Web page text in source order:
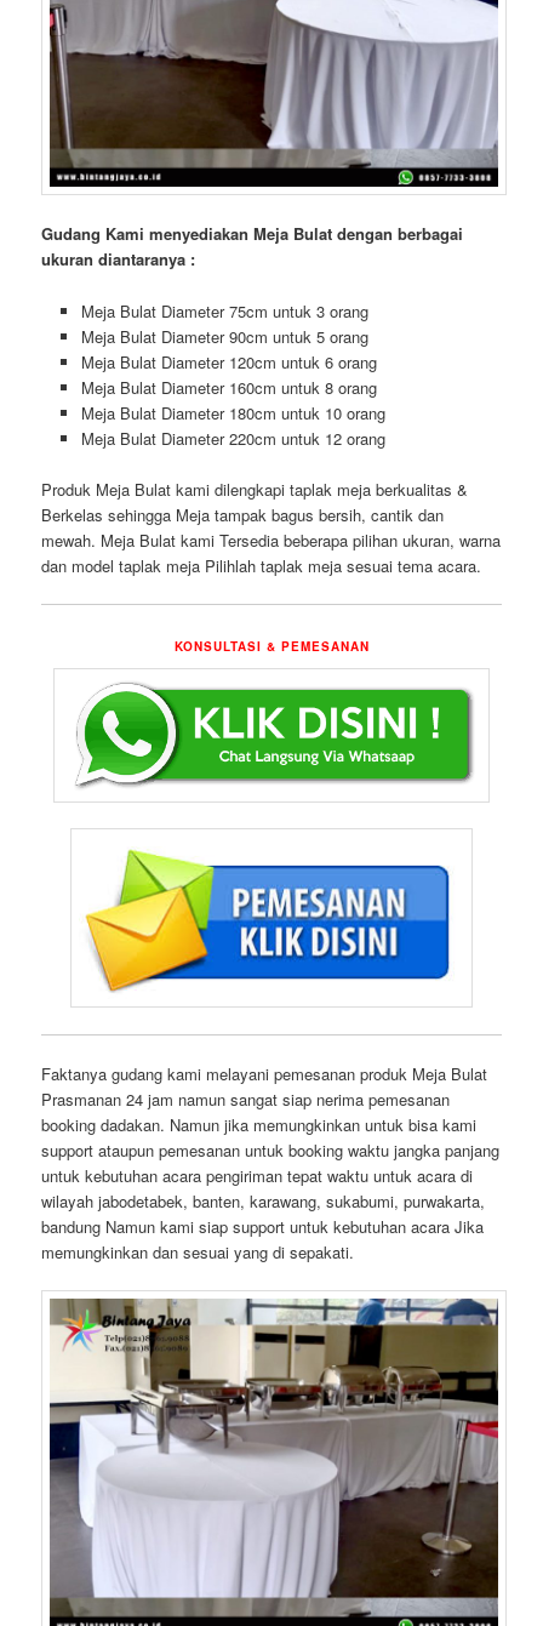
Gudang Kami menyediakan Meja Bulat dengan berbagai
ukuran diantaranya :
Meja Bulat Diameter 75cm untuk 3 orang
Meja Bulat Diameter 90cm untuk 5 orang
Meja Bulat Diameter 120cm untuk 6 orang
Meja Bulat Diameter 160cm untuk 8 orang
Meja Bulat Diameter 180cm untuk 10 orang
Meja Bulat Diameter 220cm untuk 12 orang
Produk Meja Bulat kami dilengkapi taplak meja berkualitas &
Berkelas sehingga Meja tampak bagus bersih, cantik dan
mewah. Meja Bulat kami Tersedia beberapa pilihan ukuran, warna
dan model taplak meja Pilihlah taplak meja sesuai tema acara.
KONSULTASI & PEMESANAN
Faktanya gudang kami melayani pemesanan produk Meja Bulat
Prasmanan 24 jam namun sangat siap nerima pemesanan
booking dadakan. Namun jika memungkinkan untuk bisa kami
support ataupun pemesanan untuk booking waktu jangka panjang
untuk kebutuhan acara pengiriman tepat waktu untuk acara di
wilayah jabodetabek, banten, karawang, sukabumi, purwakarta,
bandung Namun kami siap support untuk kebutuhan acara Jika
memungkinkan dan sesuai yang di sepakati.